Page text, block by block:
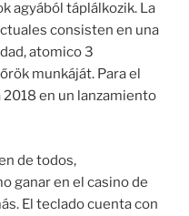
agyából táplálkozik. La
consisten en una
atomico 3
munkáját. Para el
en un lanzamiento
de todos,
ganar en el casino de
El teclado cuenta con